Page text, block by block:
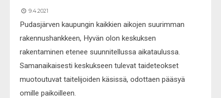
9.4.2021
Pudasjärven kaupungin kaikkien aikojen suurimman
rakennushankkeen, Hyvän olon keskuksen
rakentaminen etenee suunnitellussa aikataulussa.
Samanaikaisesti keskukseen tulevat taideteokset
muotoutuvat taitelijoiden käsissä, odottaen pääsyä
omille paikoilleen.